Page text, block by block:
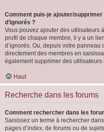
Comment puis-je ajouter/
d’ignorés ?
Vous pouvez ajouter des utilisateurs
profil de chaque membre, il y a un
d’ignorés. Ou, depuis votre panneau
directement des membres en
également supprimer des
Haut
Recherche dans les forums
Comment rechercher dans les
Saisissez un terme à rechercher
pages d’index, de forums ou de